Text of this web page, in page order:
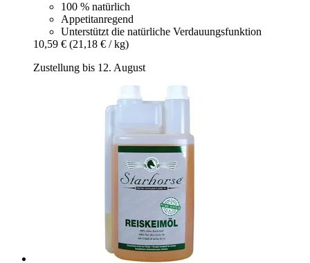
100 % natürlich
Appetitanregend
Unterstützt die natürliche Verdauungsfunktion
10,59 € (21,18 € / kg)
Zustellung bis 12. August